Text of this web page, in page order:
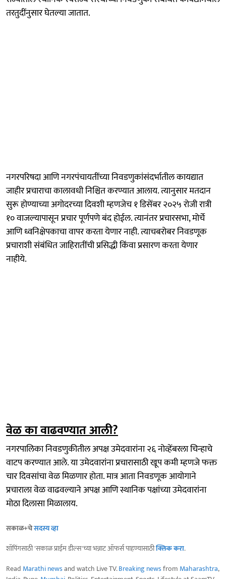
तरतुदींनुसार घेतल्या जातात.
नगरपरिषदा आणि नगरपंचायतींच्या निवडणुकांसंदर्भातील कायद्यात
जाहीर प्रचाराचा कालावधी निश्चित करण्यात आलाय. त्यानुसार मतदान
सुरू होण्याच्या अगोदरच्या दिवशी म्हणजेच १ डिसेंबर २०२५ रोजी रात्री
१० वाजल्यापासून प्रचार पूर्णपणे बंद होईल. त्यानंतर प्रचारसभा, मोर्चे
आणि ध्वनिक्षेपकाचा वापर करता येणार नाही. त्याचबरोबर निवडणूक
प्रचाराशी संबंधित जाहिरातींची प्रसिद्धी किंवा प्रसारण करता येणार
नाहीये.
वेळ का वाढवण्यात आली?
नगरपालिका निवडणुकीतील अपक्ष उमेदवारांना २६ नोव्हेंबरला चिन्हाचे
वाटप करण्यात आले. या उमेदवारांना प्रचारासाठी खूप कमी म्हणजे फक्त
चार दिवसांचा वेळ मिळणार होता. मात्र आता निवडणूक आयोगाने
प्रचाराला वेळ वाढवल्याने अपक्ष आणि स्थानिक पक्षांच्या उमेदवारांना
मोठा दिलासा मिळालाय.
सकाळ+चेसदस्य व्हा
शॉपिंगसाठी 'सकाळ प्राईम डील्स'च्या भन्नाट ऑफर्स पाहण्यासाठीक्लिक करा.
Read Marathi newsand watch Live TV.Breaking newsfrom Maharashtra,